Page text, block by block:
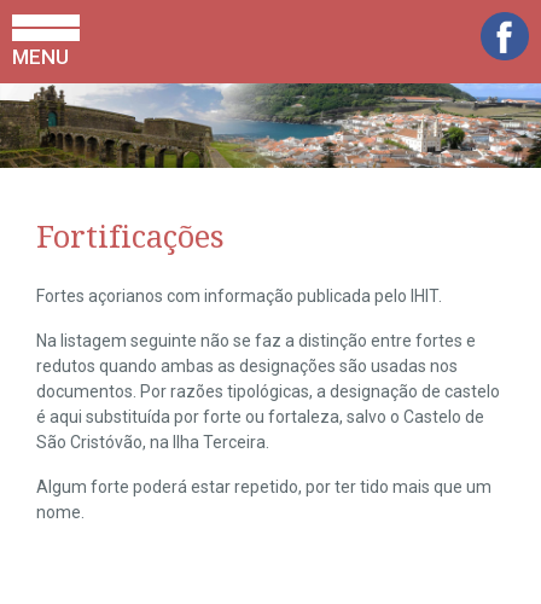
MENU
Fortificações
Fortes açorianos com informação publicada pelo IHIT.
Na listagem seguinte não se faz a distinção entre fortes e
redutos quando ambas as designações são usadas nos
documentos. Por razões tipológicas, a designação de castelo
é aqui substituída por forte ou fortaleza, salvo o Castelo de
São Cristóvão, na Ilha Terceira.
Algum forte poderá estar repetido, por ter tido mais que um
nome.